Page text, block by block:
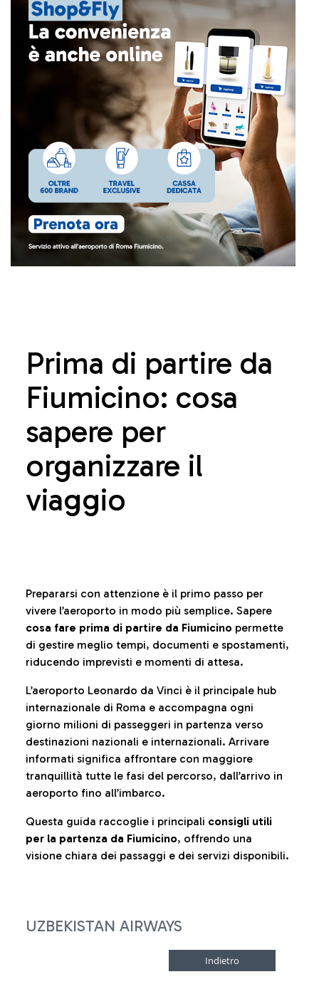
Prima di partire da
Fiumicino: cosa
sapere per
organizzare il
viaggio
Prepararsi con attenzione è il primo passo per
vivere l’aeroporto in modo più semplice. Sapere
cosa fare prima di partire da Fiumicino permette
di gestire meglio tempi, documenti e spostamenti,
riducendo imprevisti e momenti di attesa.
L’aeroporto Leonardo da Vinci è il principale hub
internazionale di Roma e accompagna ogni
giorno milioni di passeggeri in partenza verso
destinazioni nazionali e internazionali. Arrivare
informati significa affrontare con maggiore
tranquillità tutte le fasi del percorso, dall’arrivo in
aeroporto fino all’imbarco.
Questa guida raccoglie i principali consigli utili
per la partenza da Fiumicino, offrendo una
visione chiara dei passaggi e dei servizi disponibili.
UZBEKISTAN AIRWAYS